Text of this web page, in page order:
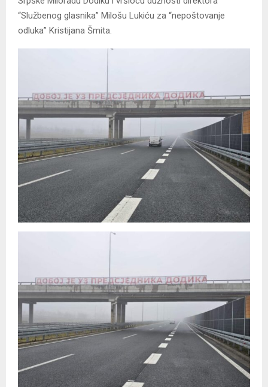
“Službenog glasnika” Milošu Lukiću za “nepoštovanje
odluka” Kristijana Šmita.